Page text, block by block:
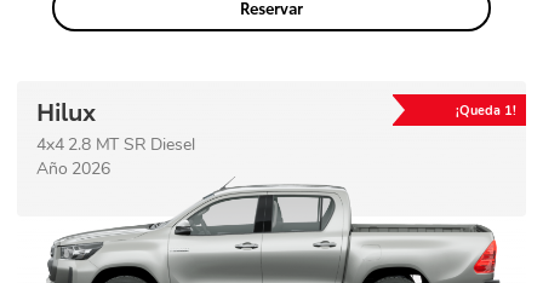
Reservar
Hilux
4x4 2.8 MT SR Diesel
Año 2026
¡Queda 1!